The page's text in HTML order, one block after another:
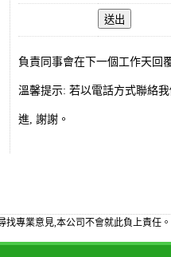
送出
負責同事會在下一個工作天回
溫馨提示: 若以電話方式聯絡
進, 謝謝。
專業意見,本公司不會就此負上責任。